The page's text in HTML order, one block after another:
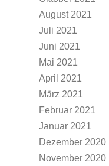
August 2021
Juli 2021
Juni 2021
Mai 2021
April 2021
März 2021
Februar 2021
Januar 2021
Dezember 2020
November 2020